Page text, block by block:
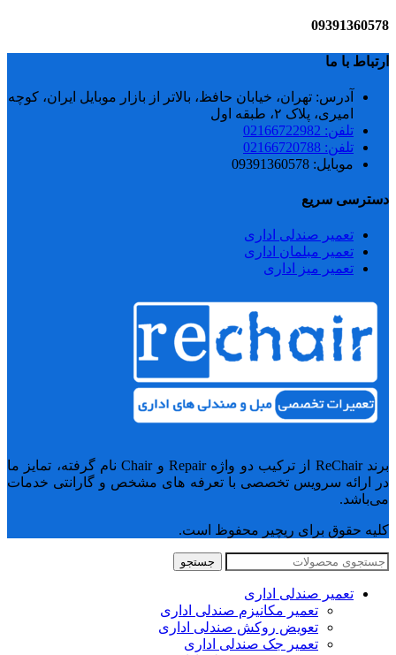
09391360578
ارتباط با ما
آدرس: تهران، خیابان حافظ، بالاتر از بازار موبایل ایران، کوچه
امیری، پلاک ۲، طبقه اول
تلفن: 02166722982
تلفن: 02166720788
موبایل: 09391360578
دسترسی سریع
تعمیر صندلی اداری
تعمیر مبلمان اداری
تعمیر میز اداری
برند ReChair از ترکیب دو واژه Repair و Chair نام گرفته، تمایز ما
در ارائه سرویس تخصصی با تعرفه های مشخص و گارانتی خدمات
می‌باشد.
کلیه حقوق برای ریچیر محفوظ است.
جستجو
تعمیر صندلی اداری
تعمیر مکانیزم صندلی اداری
تعویض روکش صندلی اداری
تعمیر جک صندلی اداری